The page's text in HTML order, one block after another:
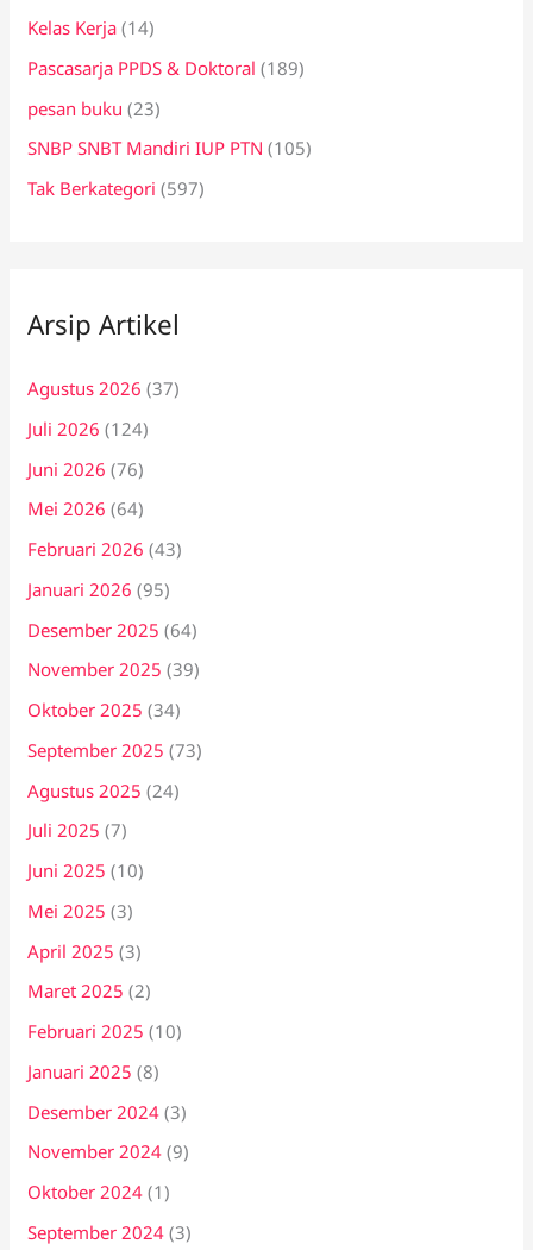
Kelas Kerja (14)
Pascasarja PPDS & Doktoral (189)
pesan buku (23)
SNBP SNBT Mandiri IUP PTN (105)
Tak Berkategori (597)
Arsip Artikel
Agustus 2026 (37)
Juli 2026 (124)
Juni 2026 (76)
Mei 2026 (64)
Februari 2026 (43)
Januari 2026 (95)
Desember 2025 (64)
November 2025 (39)
Oktober 2025 (34)
September 2025 (73)
Agustus 2025 (24)
Juli 2025 (7)
Juni 2025 (10)
Mei 2025 (3)
April 2025 (3)
Maret 2025 (2)
Februari 2025 (10)
Januari 2025 (8)
Desember 2024 (3)
November 2024 (9)
Oktober 2024 (1)
September 2024 (3)